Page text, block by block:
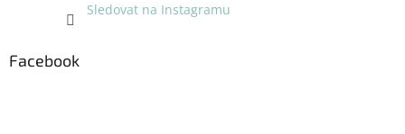
Sledovat na Instagramu
Facebook